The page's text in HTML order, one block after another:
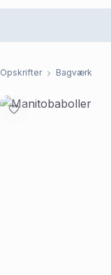
Opskrifter Bagværk